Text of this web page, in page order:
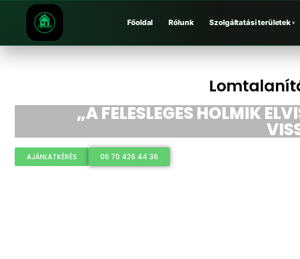
Főoldal Rólunk Szolgáltatási területek ▾
„A FELESLEGES HOLMIK
AJÁNLATKÉRÉS 06 70 426 44 36